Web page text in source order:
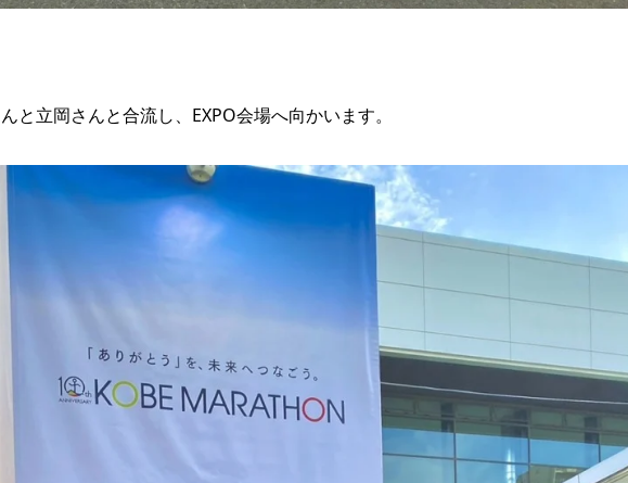
と立岡さんと合流し、EXPO会場へ向かいます。